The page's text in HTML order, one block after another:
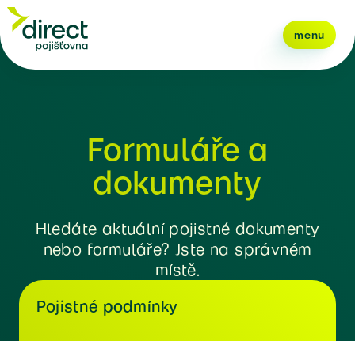
menu
Formuláře a
dokumenty
Hledáte aktuální pojistné dokumenty
nebo formuláře? Jste na správném
místě.
Pojistné podmínky